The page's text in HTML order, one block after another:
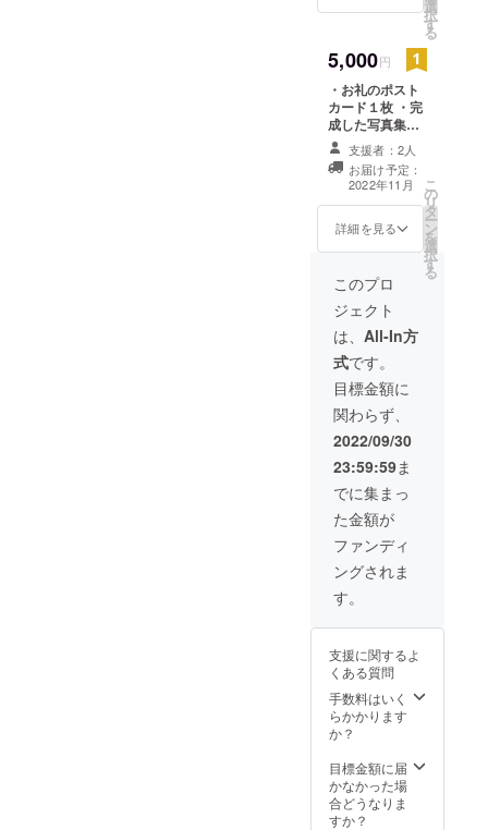
選
択
す
る
5,000円
・お礼のポスト
カード１枚 ・完
成した写真集
（A5サイズで写
真70枚以上掲
載）１冊 ・特製
ステッカー（A5
サイズの用紙に
写真ステッカー6
に沿って撮影し
た写真を使用し
ます。 写真集の
巻末にサンクス
クレジットを掲
載させていただ
きます。 ※サン
クスクレジット
につきまして
は、ご支援の
希望のお名前を
ご記入いただく
ようお願いいた
します。記入の
ない場合は
CAMPFIREの
ユーザー名とさ
せていただきま
すので、ご了承
ください。な
お、特定の人物
を比喩するお名
前や公序良俗に
反するお名前は
掲載をお断りす
る事が御座いま
さい。
支援者：2人
お届け予定：
2022年11月
詳細を見る
こ
の
リ
タ
ー
ン
を
選
択
す
る
このプロ
ジェクト
は、 All-In方
式です。
目標金額に
関わらず、
2022/09/30
23:59:59ま
でに集まっ
た金額が
ファンディ
ングされま
す。
支援に関するよ
くある質問
手数料はいく
らかかります
か？
目標金額に届
かなかった場
合どうなりま
すか？